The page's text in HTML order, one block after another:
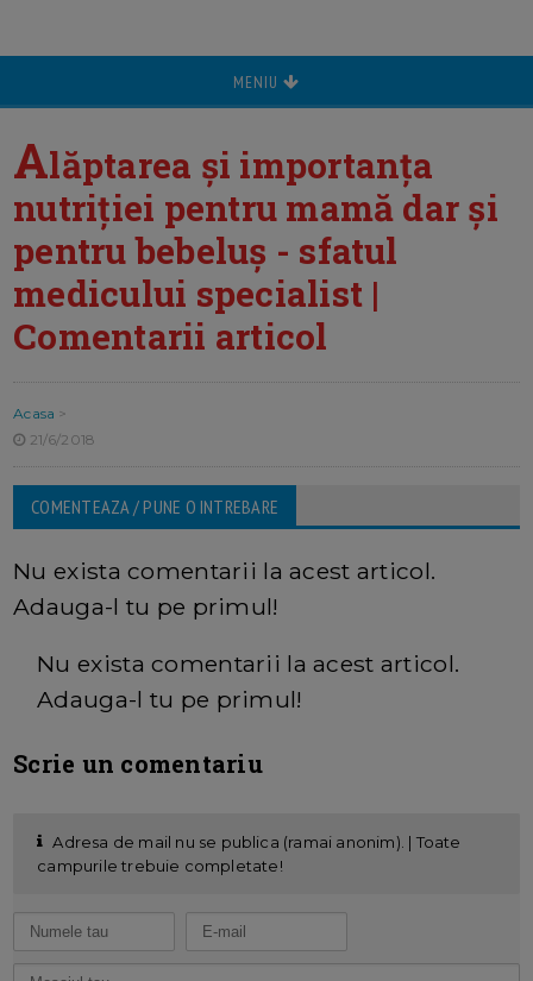
MENIU
Alăptarea și importanța
nutriției pentru mamă dar și
pentru bebeluș - sfatul
medicului specialist |
Comentarii articol
Acasa >
21/6/2018
COMENTEAZA / PUNE O INTREBARE
Nu exista comentarii la acest articol.
Adauga-l tu pe primul!
Nu exista comentarii la acest articol.
Adauga-l tu pe primul!
Scrie un comentariu
Adresa de mail nu se publica (ramai anonim). | Toate
campurile trebuie completate!